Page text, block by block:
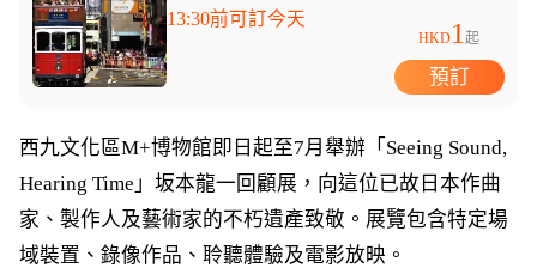
13:30前可訂今天
HKD1起
預訂
西九文化區M+博物館即日起至7月舉辦「Seeing Sound,
Hearing Time」坂本龍一回顧展，向這位已故日本作曲
家、製作人及藝術家的不朽遺產致敬。展覽包含特定場
域裝置、錄像作品、聆聽體驗及電影放映。